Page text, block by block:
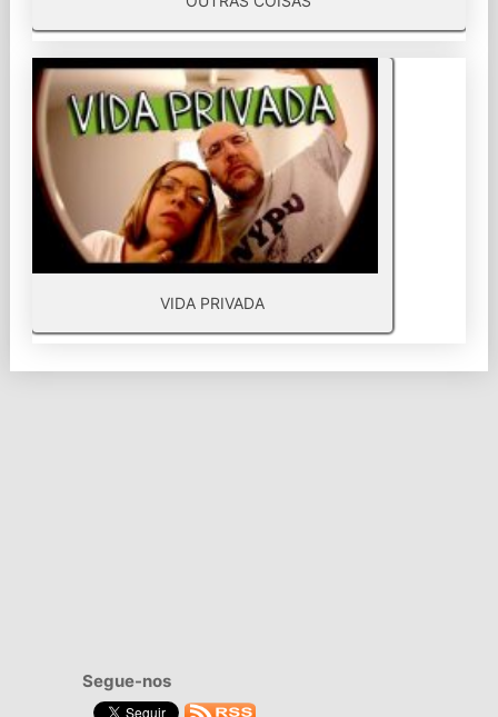
VIDA PRIVADA
Segue-nos